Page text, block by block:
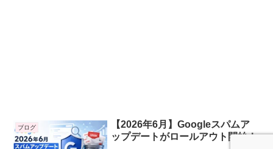
ブログ
【2026年6月】Googleスパムア
ップデートがロールアウト開始！